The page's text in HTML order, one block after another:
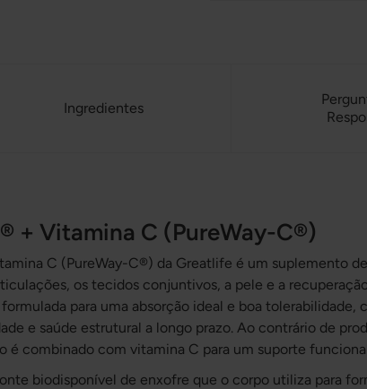
+ Vitamina C (PureWay-C®)
C (PureWay-C®) da Greatlife é um suplemento
os tecidos conjuntivos, a pele e a
para uma absorção ideal e boa tolerabilidade,
e saúde estrutural a longo prazo. Ao contrário de
é combinado com vitamina C para um suporte
biodisponível de enxofre que o corpo utiliza para
Ingredientes